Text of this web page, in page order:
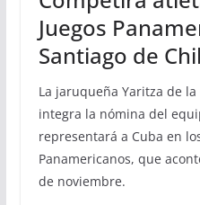
Juegos
Santiago de
La jaruqueña Yaritza de
integra la nómina del
representará a Cuba en
Panamericanos, que
de noviembre.